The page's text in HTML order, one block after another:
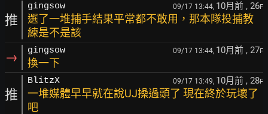
推
gingsow 09/17 13:44, 10月前 , 26F
選了一堆捕手結果平常都不敢用，那本隊投捕教
練是不是該
→ gingsow 09/17 13:44, 10月前 , 27F
換一下
推
BlitzX 09/17 13:49, 10月前 , 28F
一堆媒體早早就在說UJ操過頭了 現在終於玩壞了
吧